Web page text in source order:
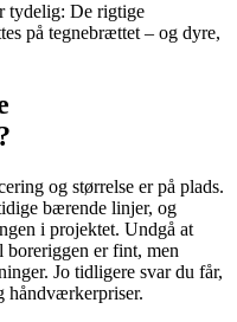
tydelig: De rigtige
på tegnebrættet – og dyre,
og størrelse er på plads.
bærende linjer, og
i projektet. Undgå at
boreriggen er fint, men
Jo tidligere svar du får,
håndværkerpriser.